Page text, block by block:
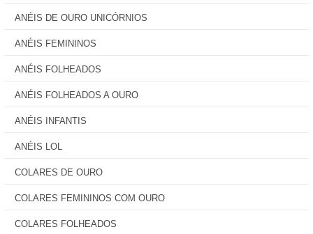
ANÉIS DE OURO UNICÓRNIOS
ANÉIS FEMININOS
ANÉIS FOLHEADOS
ANÉIS FOLHEADOS A OURO
ANÉIS INFANTIS
ANÉIS LOL
COLARES DE OURO
COLARES FEMININOS COM OURO
COLARES FOLHEADOS